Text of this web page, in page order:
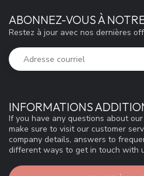
INFORMATIONS
If you have any questions about
make sure to visit our customer
company details, answers to
different ways to get in touch with
ABONNEZ-VOUS À
Restez à jour avec nos dernières